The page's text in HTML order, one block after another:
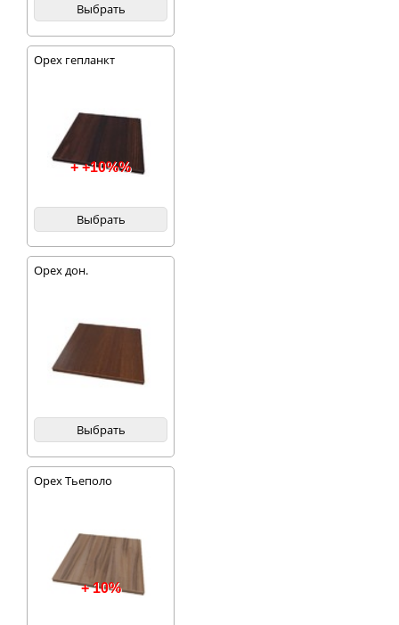
Выбрать
Орех гепланкт
+ +10%%
Выбрать
Орех дон.
Выбрать
Орех Тьеполо
+ 10%